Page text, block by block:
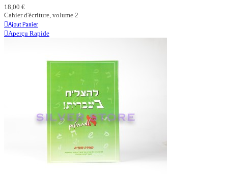
18,00 €
Cahier d'écriture, volume 2
Ajout Panier
Aperçu Rapide